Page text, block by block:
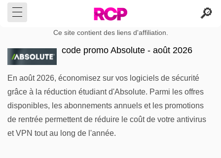
Ce site contient des liens d'affiliation.
code promo Absolute - août 2026
En août 2026, économisez sur vos logiciels de sécurité
grâce à la réduction étudiant d'Absolute. Parmi les offres
disponibles, les abonnements annuels et les promotions
de rentrée permettent de réduire le coût de votre antivirus
et VPN tout au long de l'année.